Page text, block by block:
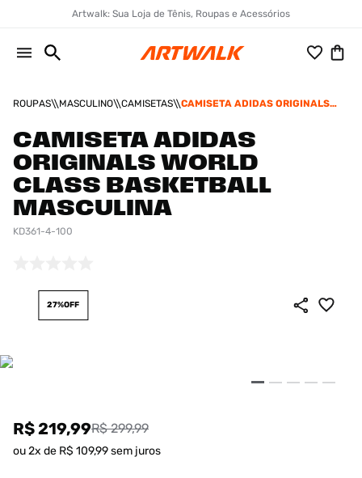
Artwalk: Sua Loja de Tênis, Roupas e Acessórios
ROUPAS MASCULINO CAMISETAS
CAMISETA ADIDAS ORIGINALS
MASCULINA
CAMISETA ADIDAS
ORIGINALS WORLD
CLASS BASKETBALL
MASCULINA
KD361-4-100
27%OFF
R$ 219,99R$ 299,99
ou2x de R$ 109,99sem juros